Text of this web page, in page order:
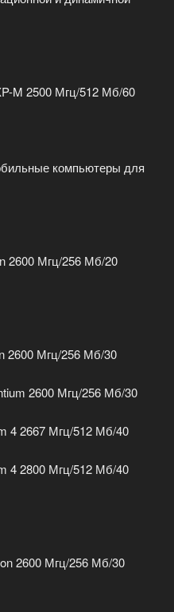
M 2500 Мгц/512 Мб/60
компьютеры для
2600 Мгц/256 Мб/20
2600 Мгц/256 Мб/30
2600 Мгц/256 Мб/30
4 2667 Мгц/512 Мб/40
4 2800 Мгц/512 Мб/40
2600 Мгц/256 Мб/30